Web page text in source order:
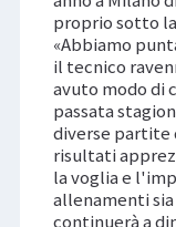
proprio sotto
«Abbiamo
il tecnico
avuto modo di
passata
diverse partite
risultati
la voglia e
allenamenti sia
continuerà a